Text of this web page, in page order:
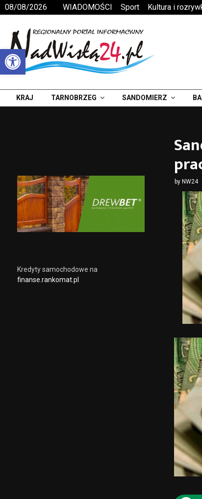
Otwórz pasek narzędzi
08/08/2026 WIADOMOŚCI Sport Kultura i
KRAJ TARNOBRZEG SANDOMIERZ
by NW24
Kredyty samochodowe na
finanse.rankomat.pl